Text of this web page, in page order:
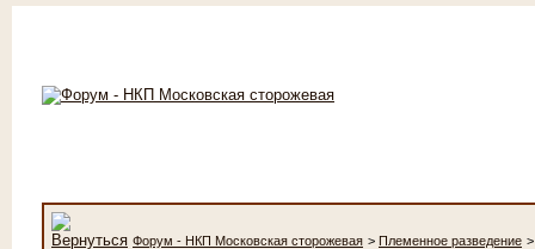
Форум - НКП Московская сторожевая > Племенное разведение